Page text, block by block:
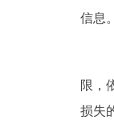
信息
（
限，
损失